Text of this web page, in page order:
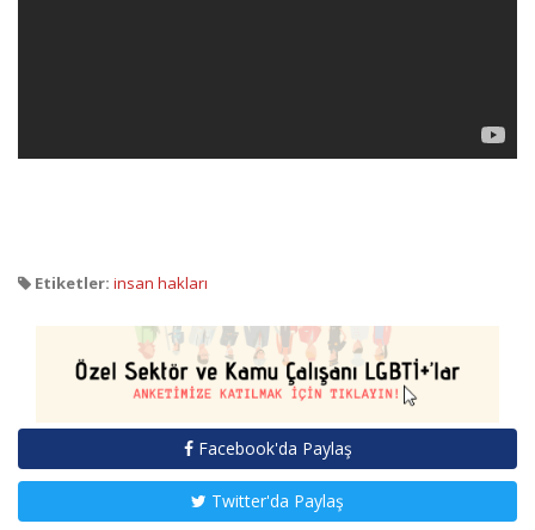
Etiketler: insan hakları
Facebook'da Paylaş
Twitter'da Paylaş